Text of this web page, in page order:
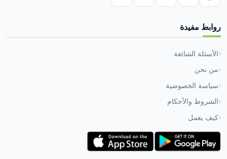
روابط مفيدة
الأسئلة الشائعة
من نحن
سياسة الخصوصية
الشروط والأحكام
كيف يعمل